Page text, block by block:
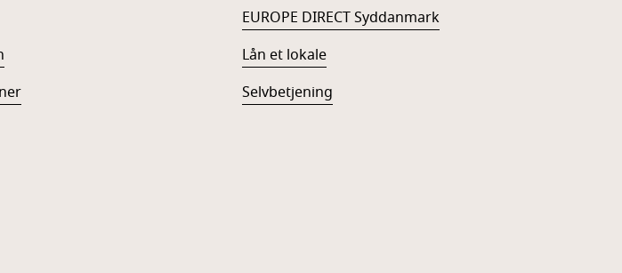
EUROPE DIRECT Syddanmark
Lån et lokale
Selvbetjening